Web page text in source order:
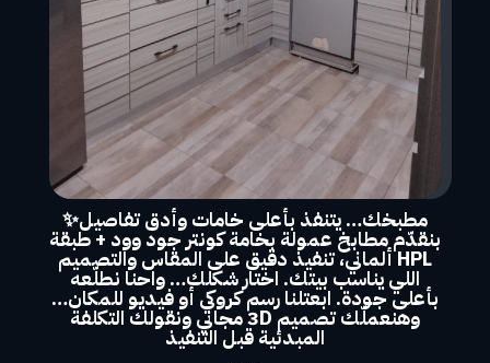
مطبخك… يتنفذ بأعلى خامات وأدق تفاصيل✨
بنقدّم مطابخ عمولة بخامة كونتر جود وود + طبقة
HPL ألماني، تنفيذ دقيق على المقاس والتصميم
اللي يناسب بيتك. اختار شكلك… واحنا نطلّعه
بأعلى جودة. ابعتلنا رسم كروكي أو فيديو للمكان…
وهنعملّك تصميم 3D مجاني ونقولك التكلفة
المبدئية قبل التنفيذ